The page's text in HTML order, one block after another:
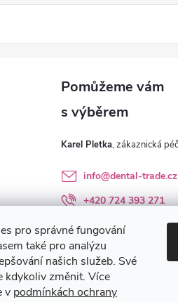
pro správné fungování
také pro analýzu
našich služeb. Své
kdykoliv změnit. Více
v podmínkách ochrany
Karel Pletka
info@dental-trade.cz
+420 724 393 271
Sledujte nás na FB
dental_trade.cz